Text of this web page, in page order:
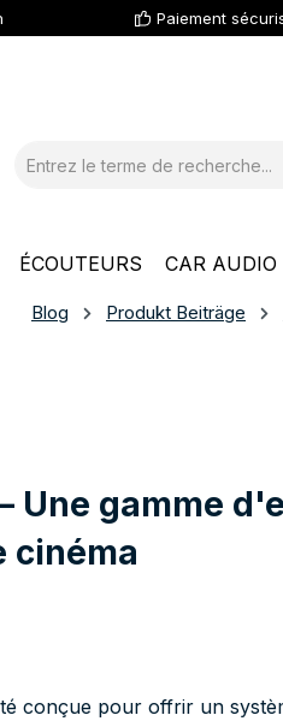
Paiement
ÉCOUTEURS CAR AUDIO
Blog Produkt Beiträge
Une gamme
cinéma
conçue pour offrir un